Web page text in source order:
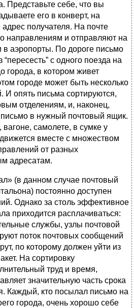
Представьте себе, что вы
его в конверт, на
адрес получателя. На почте
направлениям и отправляют на
в аэропорты. По дороге письмо
с одного поезда на
города, в котором живет
городе может быть несколько
И опять письма сортируются,
отделениям, и, наконец,
письмо в нужный почтовый ящик.
самолете, в сумке у
вместе с множеством
от разных
адресатам.
(в данном случае почтовый
постоянно доступен
Однако за столь эффективное
приходится расплачиваться:
службы, узлы почтовой
поток почтовых сообщений
по которому должен уйти из
На сортировку
труд и время,
значительную часть срока
Каждый, кто посылал письмо на
города, очень хорошо себе